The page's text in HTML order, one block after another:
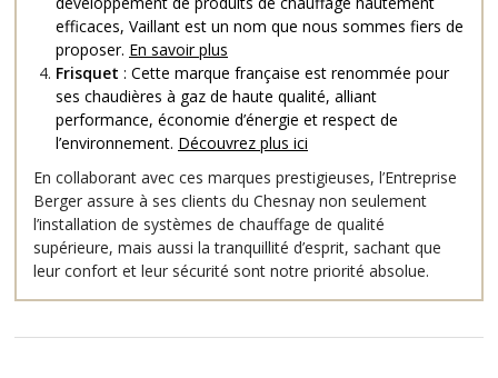
efficaces, Vaillant est un nom que nous sommes fiers de
proposer. En savoir plus
Frisquet : Cette marque française est renommée pour
ses chaudières à gaz de haute qualité, alliant
performance, économie d’énergie et respect de
l’environnement. Découvrez plus ici
En collaborant avec ces marques prestigieuses, l’Entreprise
Berger assure à ses clients du Chesnay non seulement
l’installation de systèmes de chauffage de qualité
supérieure, mais aussi la tranquillité d’esprit, sachant que
leur confort et leur sécurité sont notre priorité absolue.